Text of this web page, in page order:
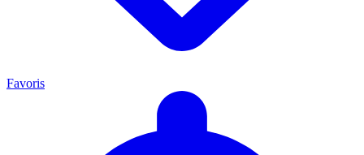
Favoris